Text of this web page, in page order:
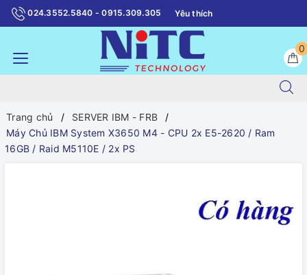
024.3552.5840 - 0915.309.305 Yêu thích
0
Trang chủ
SERVER IBM - FRB
Máy Chủ IBM System X3650 M4 - CPU 2x E5-2620 / Ram
16GB / Raid M5110E / 2x PS